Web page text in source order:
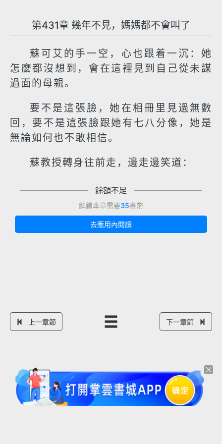
第431章 幾年不見，媽媽都不會叫了
蘇可艾的手一空，心也跟着一沉：她
怎麼都沒想到，會在這裡見到自己從未謀
過面的母親。
要不是這張臉，她在相冊里見過無數
回，要不是這張臉跟她有七八分像，她是
無論如何也不敢相信。
蘇教授轉身往前走，邊走邊笑道：
餘額不足
解鎖本章需要35書幣
去應用內閱讀
上一章節 下一章節